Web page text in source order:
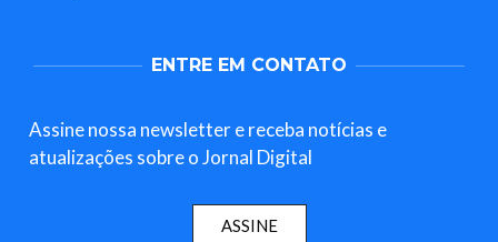
ENTRE EM CONTATO
Assine nossa newsletter e receba notícias e
atualizações sobre o Jornal Digital
ASSINE